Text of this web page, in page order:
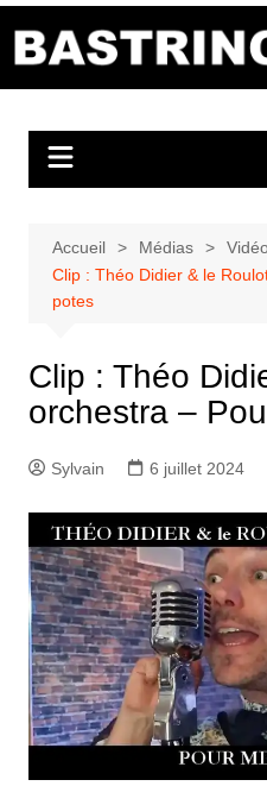
Accueil Médias
Clip : Théo Didier & le
potes
Clip : Théo
orchestra –
Sylvain 6 juillet 2024